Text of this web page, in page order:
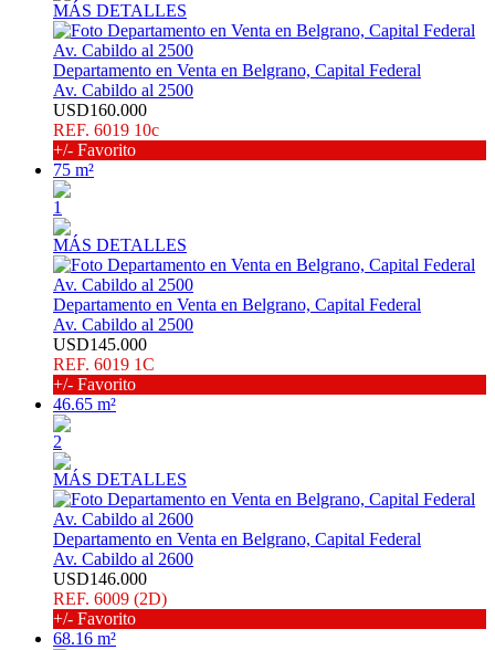
MÁS DETALLES
Departamento en Venta en Belgrano, Capital Federal
Av. Cabildo al 2500
USD160.000
REF. 6019 10c
+/- Favorito
75 m²
1
MÁS DETALLES
Departamento en Venta en Belgrano, Capital Federal
Av. Cabildo al 2500
USD145.000
REF. 6019 1C
+/- Favorito
46.65 m²
2
MÁS DETALLES
Departamento en Venta en Belgrano, Capital Federal
Av. Cabildo al 2600
USD146.000
REF. 6009 (2D)
+/- Favorito
68.16 m²